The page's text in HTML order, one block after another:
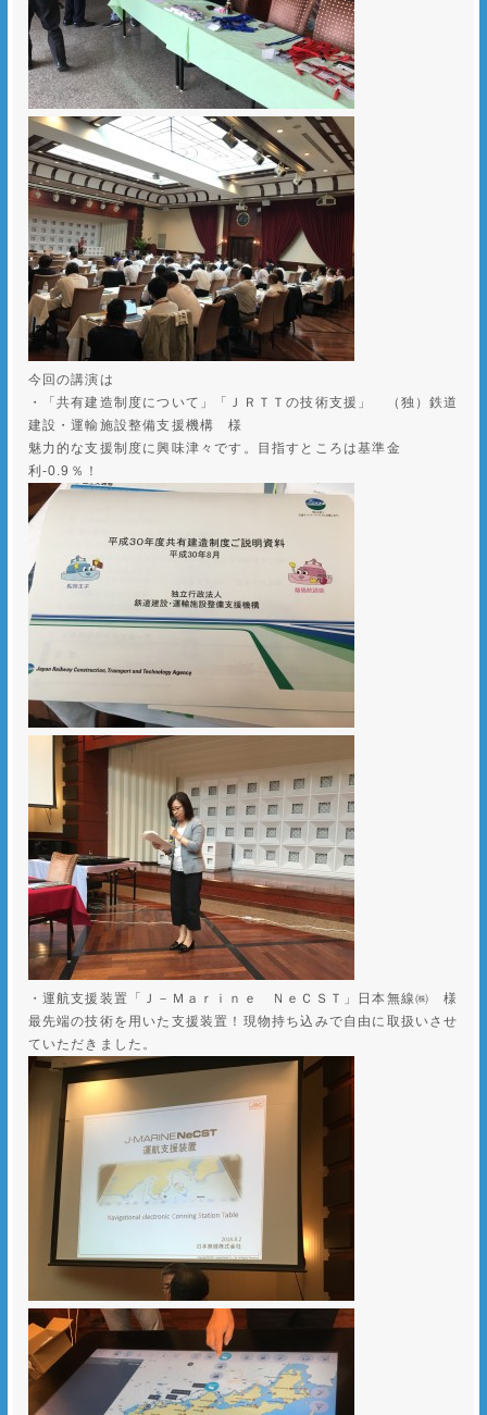
今回の講演は
・「共有建造制度について」「ＪＲＴＴの技術支援」 （独）鉄道
建設・運輸施設整備支援機構 様
魅力的な支援制度に興味津々です。目指すところは基準金
利-0.9％！
・運航支援装置「Ｊ－Ｍａｒｉｎｅ ＮｅＣＳＴ」日本無線㈱ 様
最先端の技術を用いた支援装置！現物持ち込みで自由に取扱いさせ
ていただきました。